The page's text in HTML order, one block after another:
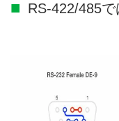
RS-422/485